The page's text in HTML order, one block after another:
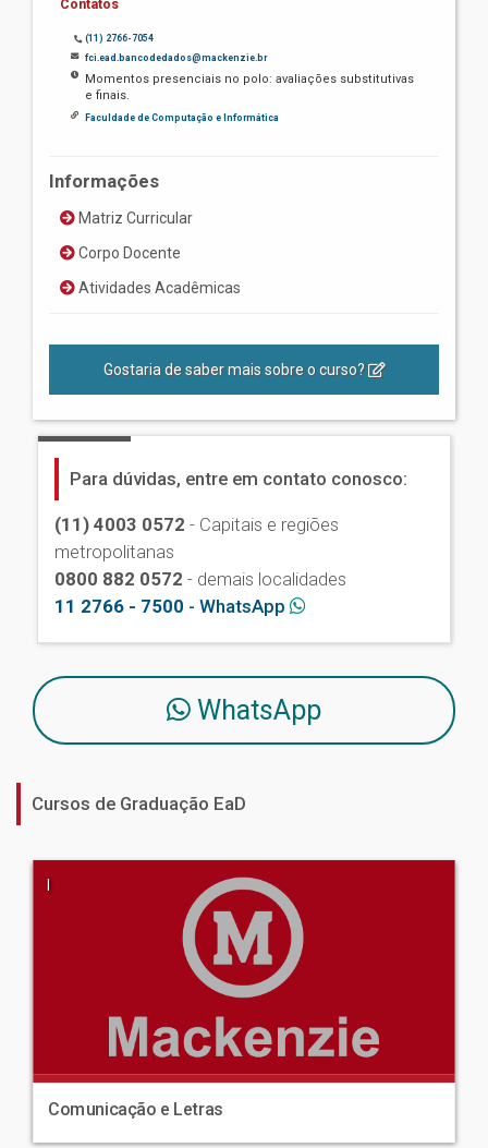
Contatos
(11) 2766-7054
fci.ead.bancodedados@mackenzie.br
Momentos presenciais no polo: avaliações substitutivas
e finais.
Faculdade de Computação e Informática
Informações
Matriz Curricular
Corpo Docente
Atividades Acadêmicas
Gostaria de saber mais sobre o curso?
Para dúvidas, entre em contato conosco:
(11) 4003 0572 - Capitais e regiões
metropolitanas
0800 882 0572 - demais localidades
11 2766 - 7500 - WhatsApp
WhatsApp
Cursos de Graduação EaD
|
Comunicação e Letras